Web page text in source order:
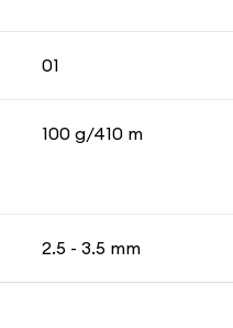
01
100 g/410 m
2.5 - 3.5 mm